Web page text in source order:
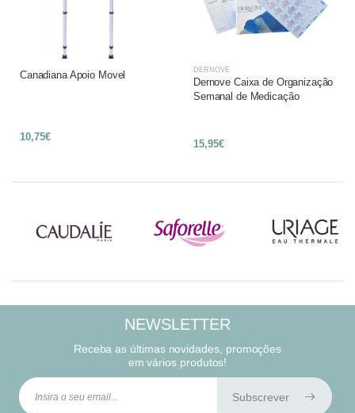
Canadiana Apoio Movel
10,75€
DERNOVE
Dernove Caixa de Organização
Semanal de Medicação
15,95€
NEWSLETTER
Receba as últimas novidades, promoções
em vários produtos!
Subscrever